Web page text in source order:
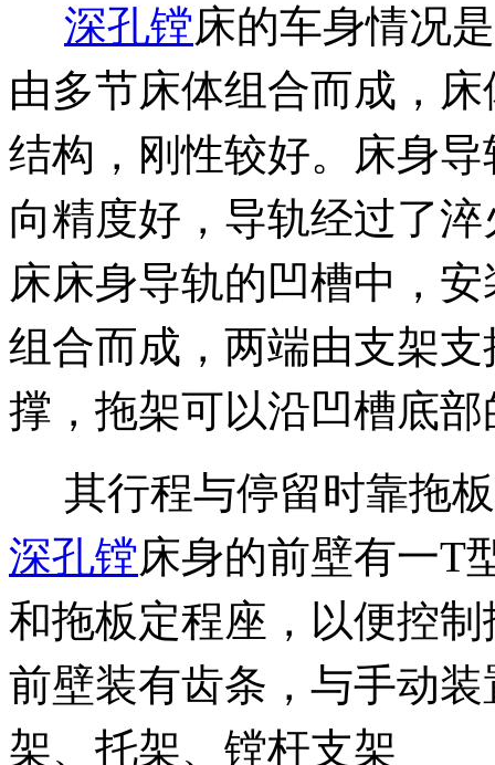
深孔镗床的车身情况
由多节床体组合而成，
结构，刚性较好。床身
向精度好，导轨经过了
床床身导轨的凹槽中，
组合而成，两端由支架
撑，拖架可以沿凹槽底
其行程与停留时靠拖
深孔镗床身的前壁有一T
和拖板定程座，以便控
前壁装有齿条，与手动
架、托架、镗杆支架